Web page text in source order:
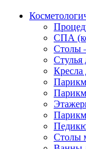
СПА
Столы
Стулья
Кресла
Столы